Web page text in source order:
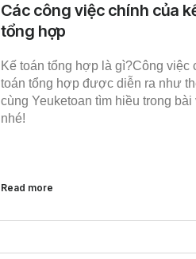
Các công việc chính của
tổng hợp
Kế toán tổng hợp là gì?Công việc
toán tổng hợp được diễn ra như
cùng Yeuketoan tìm hiều trong bài
nhé!
Read more